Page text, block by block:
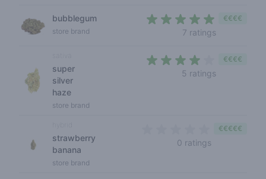
bubblegum
store brand 7 ratings
€€€€
super
silver
haze
store brand
5 ratings
€€€€
strawberry
banana
store brand
0 ratings
€€€€€